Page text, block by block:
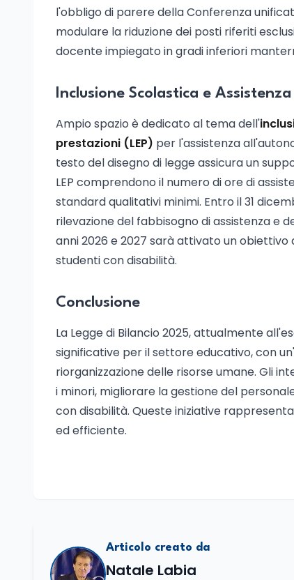
l'obbligo di parere della Conferenza
modulare la riduzione dei posti riferiti
docente impiegato in gradi inferiori
Inclusione Scolastica e
Ampio spazio è dedicato al tema dell'
prestazioni (LEP) per l'assistenza
testo del disegno di legge assicura un
LEP comprendono il numero di ore di
standard qualitativi minimi. Entro il 31
rilevazione del fabbisogno di assistenza
anni 2026 e 2027 sarà attivato un
studenti con disabilità.
Conclusione
La Legge di Bilancio 2025, attualmente
significative per il settore educativo, con
riorganizzazione delle risorse umane. Gli
i minori, migliorare la gestione del
con disabilità. Queste iniziative
ed efficiente.
Articolo creato da
Natale Labia